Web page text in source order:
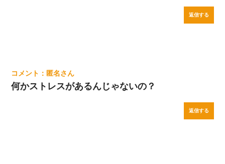
返信する
匿名
何かストレスがあるんじゃないの？
返信する